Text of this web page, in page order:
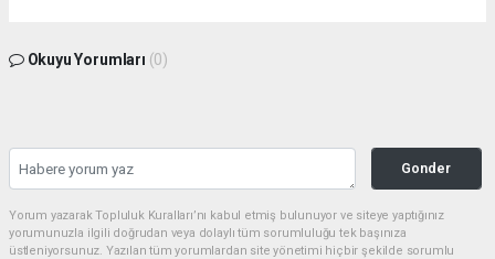
Okuyu Yorumları (0)
Gonder
Yorum yazarak Topluluk Kuralları’nı kabul etmiş bulunuyor ve siteye yaptığınız
yorumunuzla ilgili doğrudan veya dolaylı tüm sorumluluğu tek başınıza
üstleniyorsunuz. Yazılan tüm yorumlardan site yönetimi hiçbir şekilde sorumlu